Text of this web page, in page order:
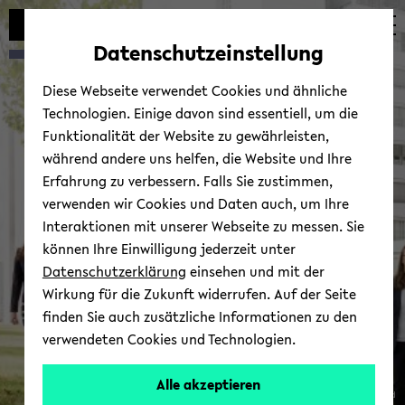
Automatische
vermeiden
zum
wechseln
zum
wechseln
zum
wechseln
© Uni­ver­si­tät Bie­le­feld
Datenschutzeinstellung
Diese Webseite verwendet Cookies und ähnliche
Technologien. Einige davon sind essentiell, um die
Funktionalität der Website zu gewährleisten,
während andere uns helfen, die Website und Ihre
Erfahrung zu verbessern. Falls Sie zustimmen,
verwenden wir Cookies und Daten auch, um Ihre
Interaktionen mit unserer Webseite zu messen. Sie
können Ihre Einwilligung jederzeit unter
Datenschutzerklärung einsehen und mit der
Wirkung für die Zukunft widerrufen. Auf der Seite
finden Sie auch zusätzliche Informationen zu den
verwendeten Cookies und Technologien.
Alle akzeptieren